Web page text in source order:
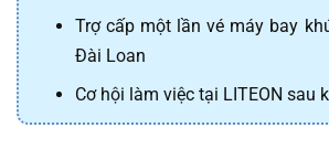
Trợ cấp một lần vé máy bay
Đài Loan
Cơ hội làm việc tại LITEON sau